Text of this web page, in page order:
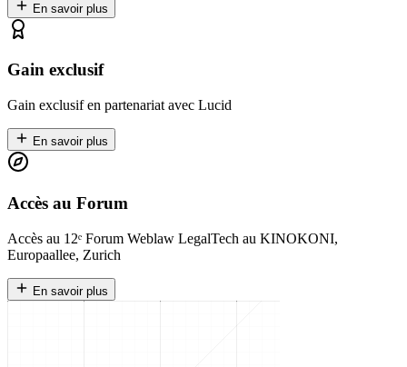
En savoir plus
Gain exclusif
Gain exclusif en partenariat avec Lucid
En savoir plus
Accès au Forum
Accès au 12ᵉ Forum Weblaw LegalTech au KINOKONI,
Europaallee, Zurich
En savoir plus